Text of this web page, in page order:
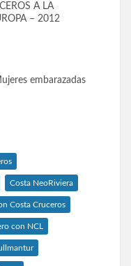
A LA
– 2012
embarazadas
Costa NeoRiviera
Costa Cruceros
con NCL